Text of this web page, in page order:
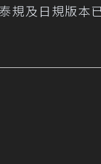
規及日規版本